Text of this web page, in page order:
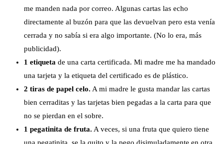
me manden nada por correo. Algunas cartas las echo
directamente al buzón para que las devuelvan pero esta venía
cerrada y no sabía si era algo importante. (No lo era, más
publicidad).
1 etiqueta de una carta certificada. Mi madre me ha mandado
una tarjeta y la etiqueta del certificado es de plástico.
2 tiras de papel celo. A mi madre le gusta mandar las cartas
bien cerraditas y las tarjetas bien pegadas a la carta para que
no se pierdan en el sobre.
1 pegatinita de fruta. A veces, si una fruta que quiero tiene